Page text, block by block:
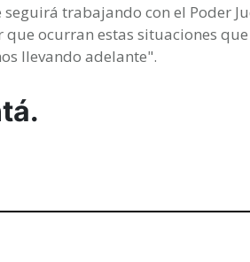
trabajando con el Poder
ocurran estas situaciones
llevando adelante".